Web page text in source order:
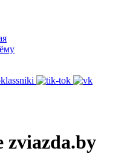
zviazda.by